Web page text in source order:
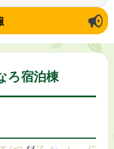
ろ宿泊棟